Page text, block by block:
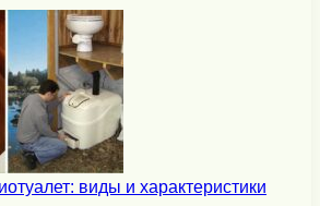
виды и характеристики